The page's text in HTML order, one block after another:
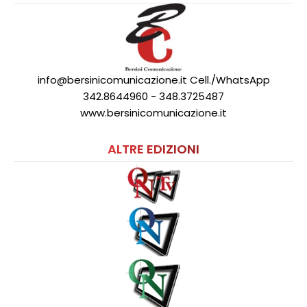
info@bersinicomunicazione.it Cell./WhatsApp
342.8644960 - 348.3725487
www.bersinicomunicazione.it
ALTRE EDIZIONI